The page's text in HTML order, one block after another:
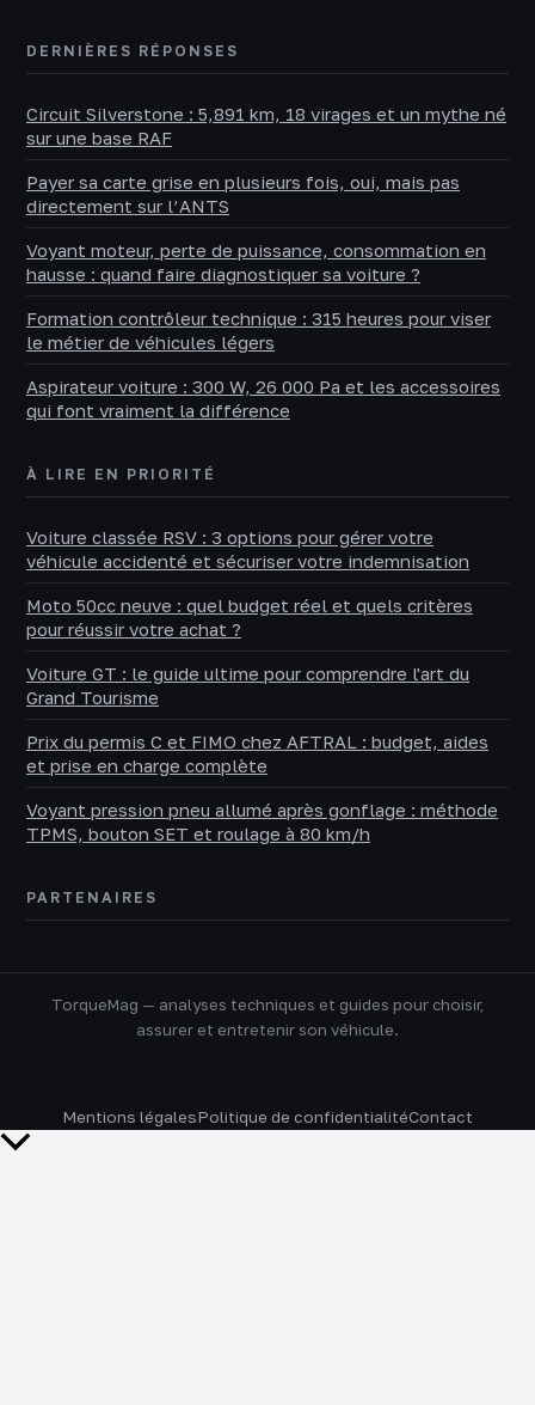
DERNIÈRES RÉPONSES
Circuit Silverstone : 5,891 km, 18 virages et un mythe né
sur une base RAF
Payer sa carte grise en plusieurs fois, oui, mais pas
directement sur l’ANTS
Voyant moteur, perte de puissance, consommation en
hausse : quand faire diagnostiquer sa voiture ?
Formation contrôleur technique : 315 heures pour viser
le métier de véhicules légers
Aspirateur voiture : 300 W, 26 000 Pa et les accessoires
qui font vraiment la différence
À LIRE EN PRIORITÉ
Voiture classée RSV : 3 options pour gérer votre
véhicule accidenté et sécuriser votre indemnisation
Moto 50cc neuve : quel budget réel et quels critères
pour réussir votre achat ?
Voiture GT : le guide ultime pour comprendre l'art du
Grand Tourisme
Prix du permis C et FIMO chez AFTRAL : budget, aides
et prise en charge complète
Voyant pression pneu allumé après gonflage : méthode
TPMS, bouton SET et roulage à 80 km/h
PARTENAIRES
TorqueMag — analyses techniques et guides pour choisir,
assurer et entretenir son véhicule.
Mentions légalesPolitique de confidentialitéContact